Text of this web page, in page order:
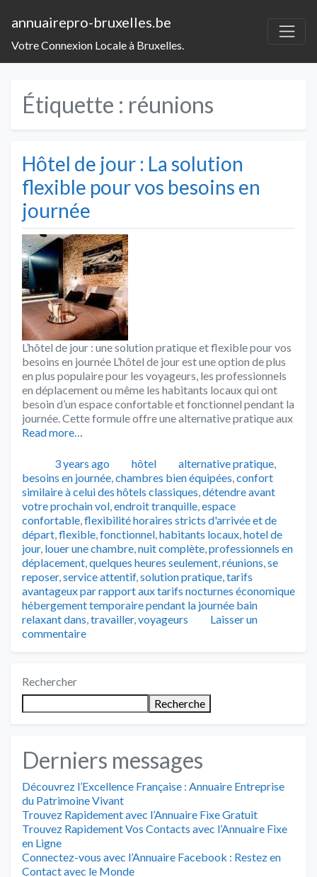
annuairepro-bruxelles.be
Votre Connexion Locale à Bruxelles.
Étiquette : réunions
Hôtel de jour : La solution
flexible pour vos besoins en
journée
L’hôtel de jour : une solution pratique et flexible pour vos
besoins en journée L’hôtel de jour est une option de plus
en plus populaire pour les voyageurs, les professionnels
en déplacement ou même les habitants locaux qui ont
besoin d’un espace confortable et fonctionnel pendant la
journée. Cette formule offre une alternative pratique aux
Read more…
Publié3 years ago Catégories
hôtel Tags
alternative pratique,
besoins en journée,chambres bien équipées,confort
similaire à celui des hôtels classiques,détendre avant
votre prochain vol,endroit tranquille,espace
confortable,flexibilité horaires stricts d'arrivée et de
départ,flexible,fonctionnel,habitants locaux,hotel de
jour, louer une chambre,nuit complète,professionnels en
déplacement,quelques heures seulement,réunions,se
reposer,service attentif,solution pratique,tarifs
avantageux par rapport aux tarifs nocturnes économique
hébergement temporaire pendant la journée bain
relaxant dans,travailler,voyageurs
Laisser un
commentaire
Rechercher
Recherche
Derniers messages
Découvrez l’Excellence Française : Annuaire Entreprise
du Patrimoine Vivant
Trouvez Rapidement avec l’Annuaire Fixe Gratuit
Trouvez Rapidement Vos Contacts avec l’Annuaire Fixe
en Ligne
Connectez-vous avec l’Annuaire Facebook : Restez en
Contact avec le Monde